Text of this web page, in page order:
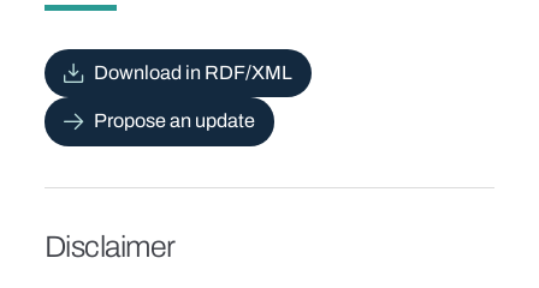
Download in RDF/XML
Propose an update
Disclaimer